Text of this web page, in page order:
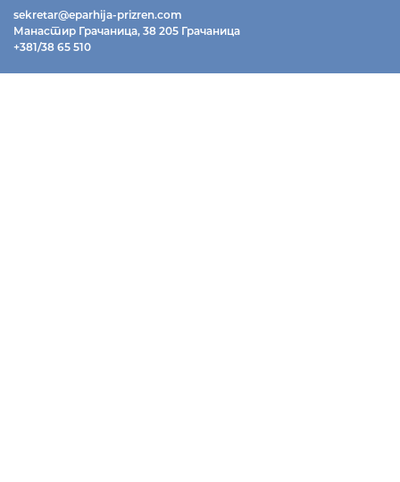
sekretar@eparhija-prizren.com
Манастир Грачаница, 38 205 Грачаница
+381/38 65 510